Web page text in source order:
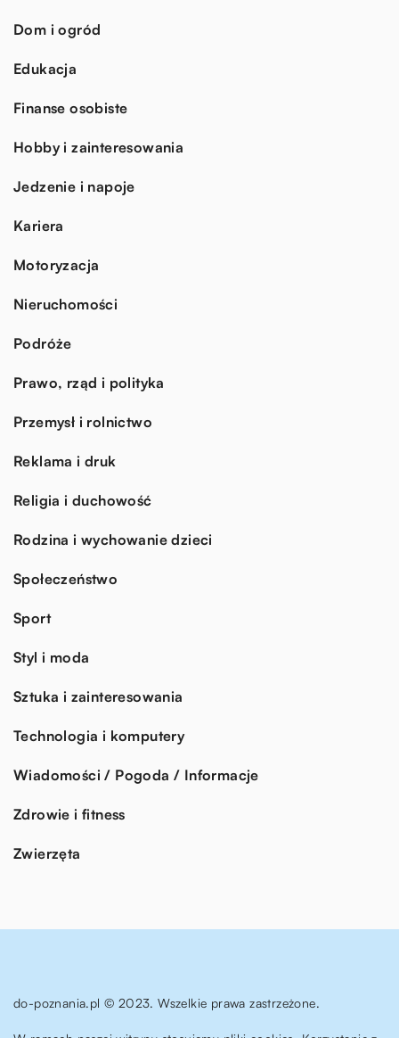
Dom i ogród
Edukacja
Finanse osobiste
Hobby i zainteresowania
Jedzenie i napoje
Kariera
Motoryzacja
Nieruchomości
Podróże
Prawo, rząd i polityka
Przemysł i rolnictwo
Reklama i druk
Religia i duchowość
Rodzina i wychowanie dzieci
Społeczeństwo
Sport
Styl i moda
Sztuka i zainteresowania
Technologia i komputery
Wiadomości / Pogoda / Informacje
Zdrowie i fitness
Zwierzęta
do-poznania.pl © 2023. Wszelkie prawa zastrzeżone.